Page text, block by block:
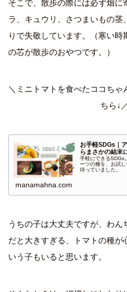
そこで、散歩の際には必ず畑に
ラ、キュウリ、さつまいもの茎
りで失敬しています。（寒い
の芯が散歩のおやつです。）
＼ミニトマトを食べたココちゃ
ちら↓
お手軽SDGs｜
らまさかの結末
手軽にできるSDGs
ーツの種を、お試
待っていました。
manamahna.com
うちの子は大丈夫ですが、わん
だと大きすぎる、トマトの種が
いう子もいると思います。